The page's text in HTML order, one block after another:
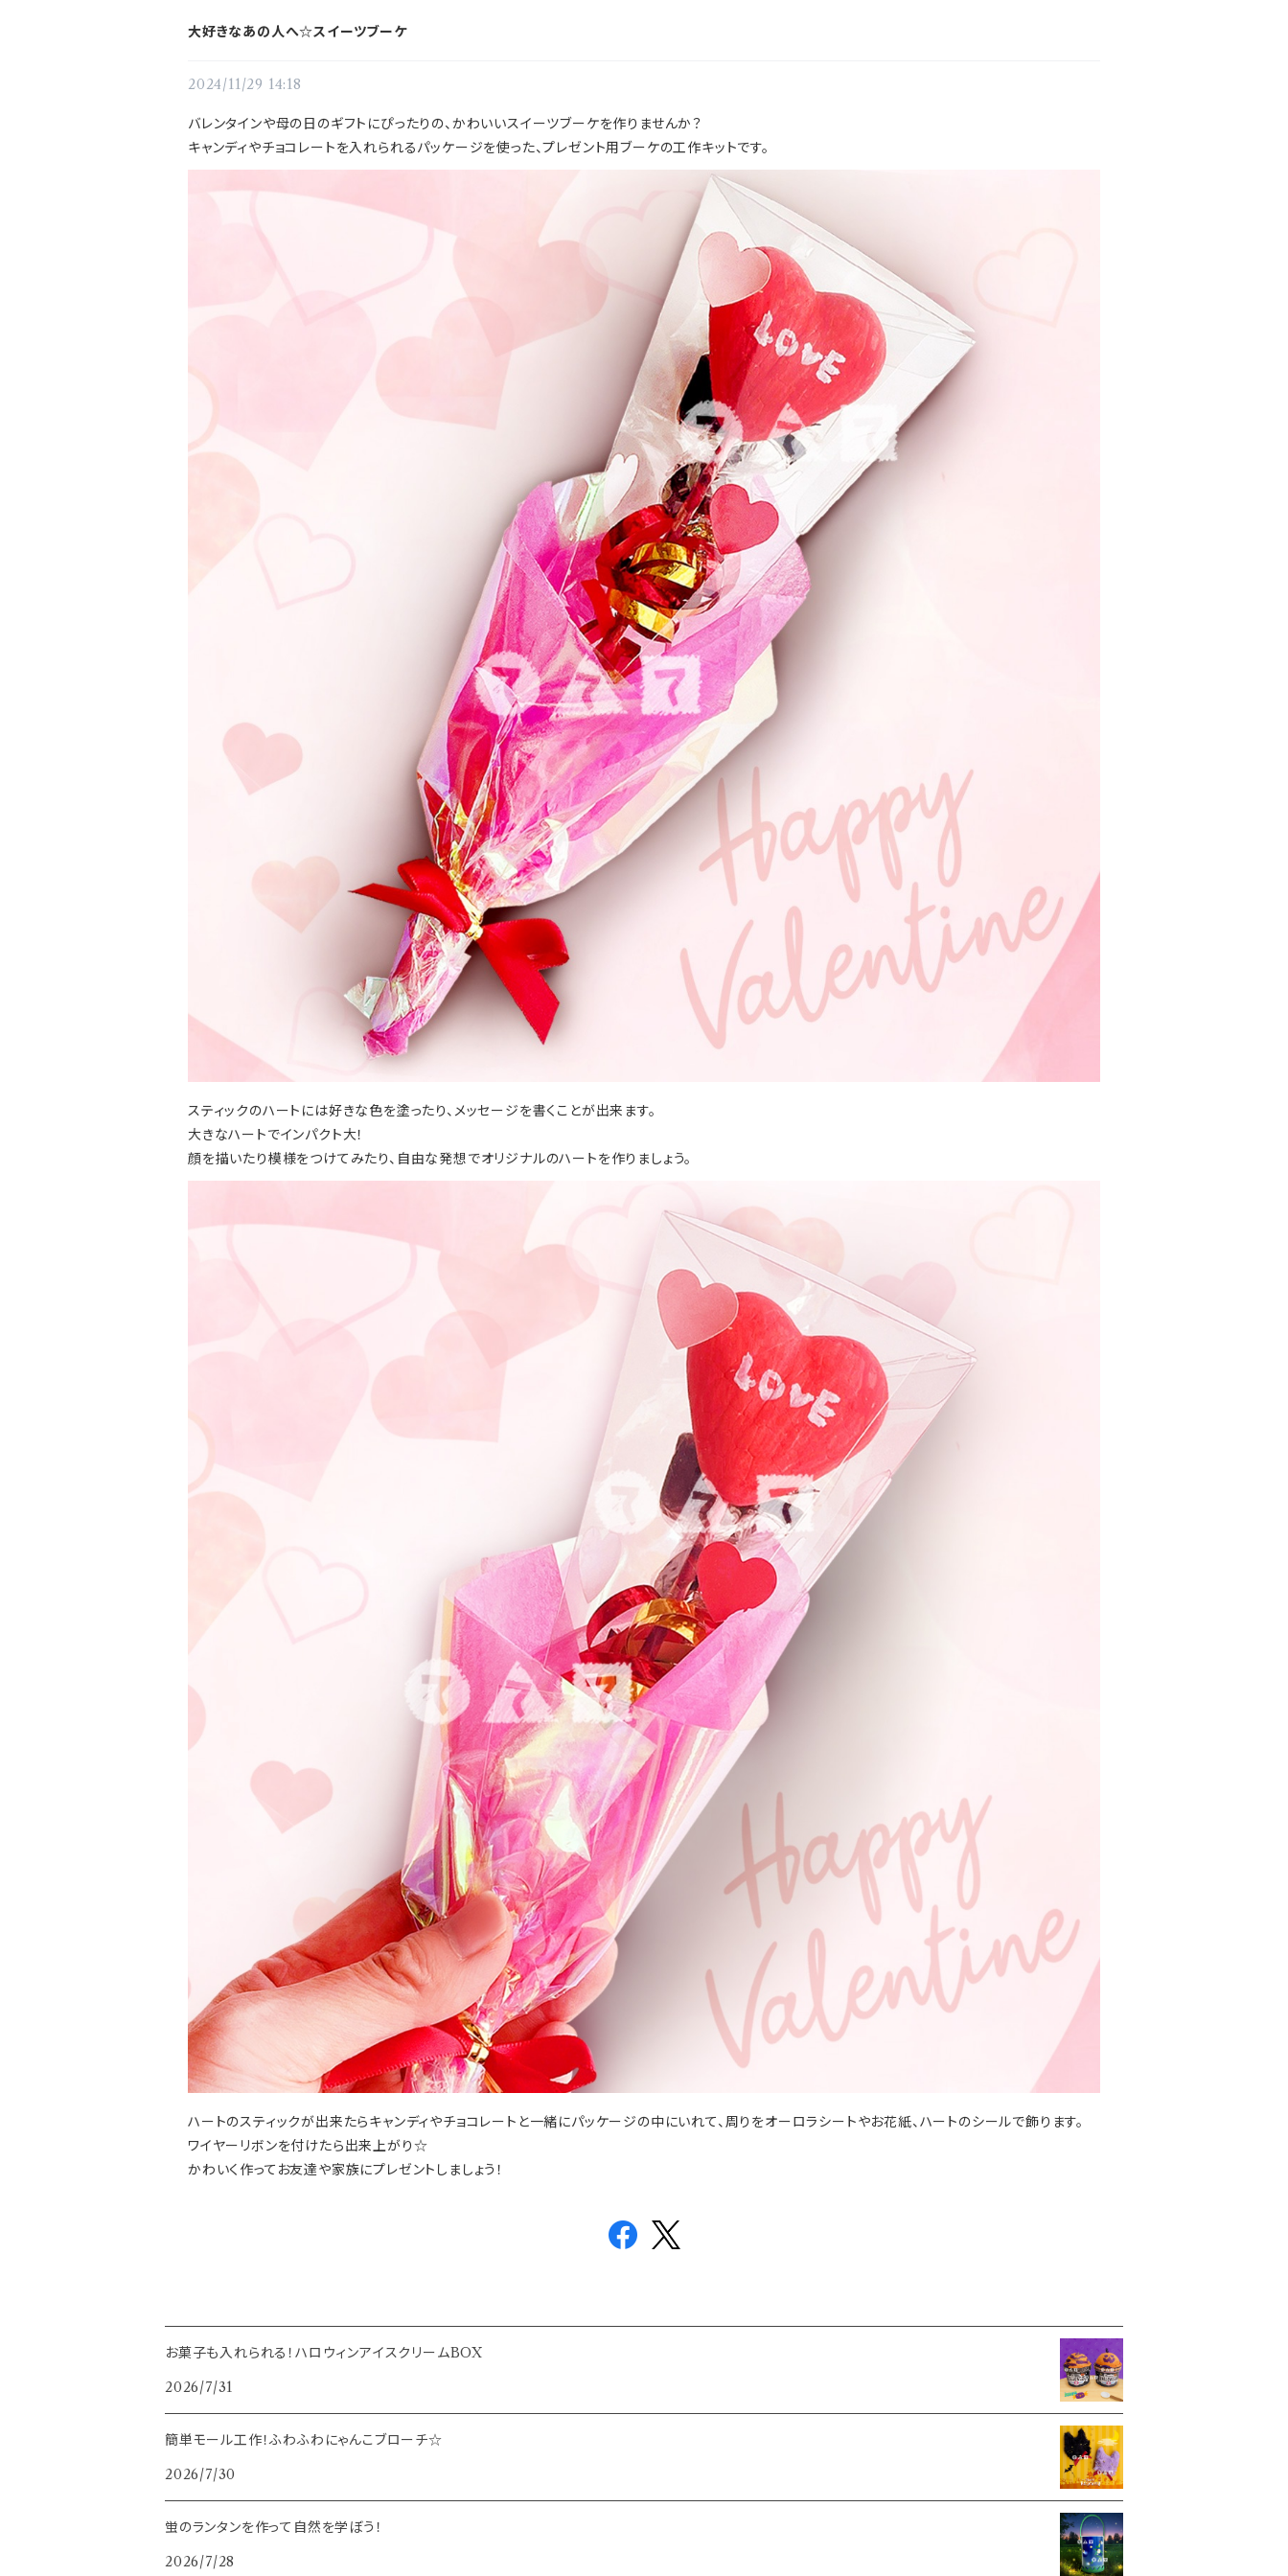
大好きなあの人へ☆スイーツブーケ
2024/11/29 14:18
バレンタインや母の日のギフトにぴったりの、かわいいスイーツブーケを作りませんか？
キャンディやチョコレートを入れられるパッケージを使った、プレゼント用ブーケの工作キットです。
スティックのハートには好きな色を塗ったり、メッセージを書くことが出来ます。
大きなハートでインパクト大！
顔を描いたり模様をつけてみたり、自由な発想でオリジナルのハートを作りましょう。
ハートのスティックが出来たらキャンディやチョコレートと一緒にパッケージの中にいれて、周りをオーロラシートやお花紙、ハートのシールで飾ります。
ワイヤーリボンを付けたら出来上がり☆
かわいく作ってお友達や家族にプレゼントしましょう！
お菓子も入れられる！ハロウィンアイスクリームBOX
2026/7/31
簡単モール工作！ふわふわにゃんこブローチ☆
2026/7/30
蛍のランタンを作って自然を学ぼう！
2026/7/28